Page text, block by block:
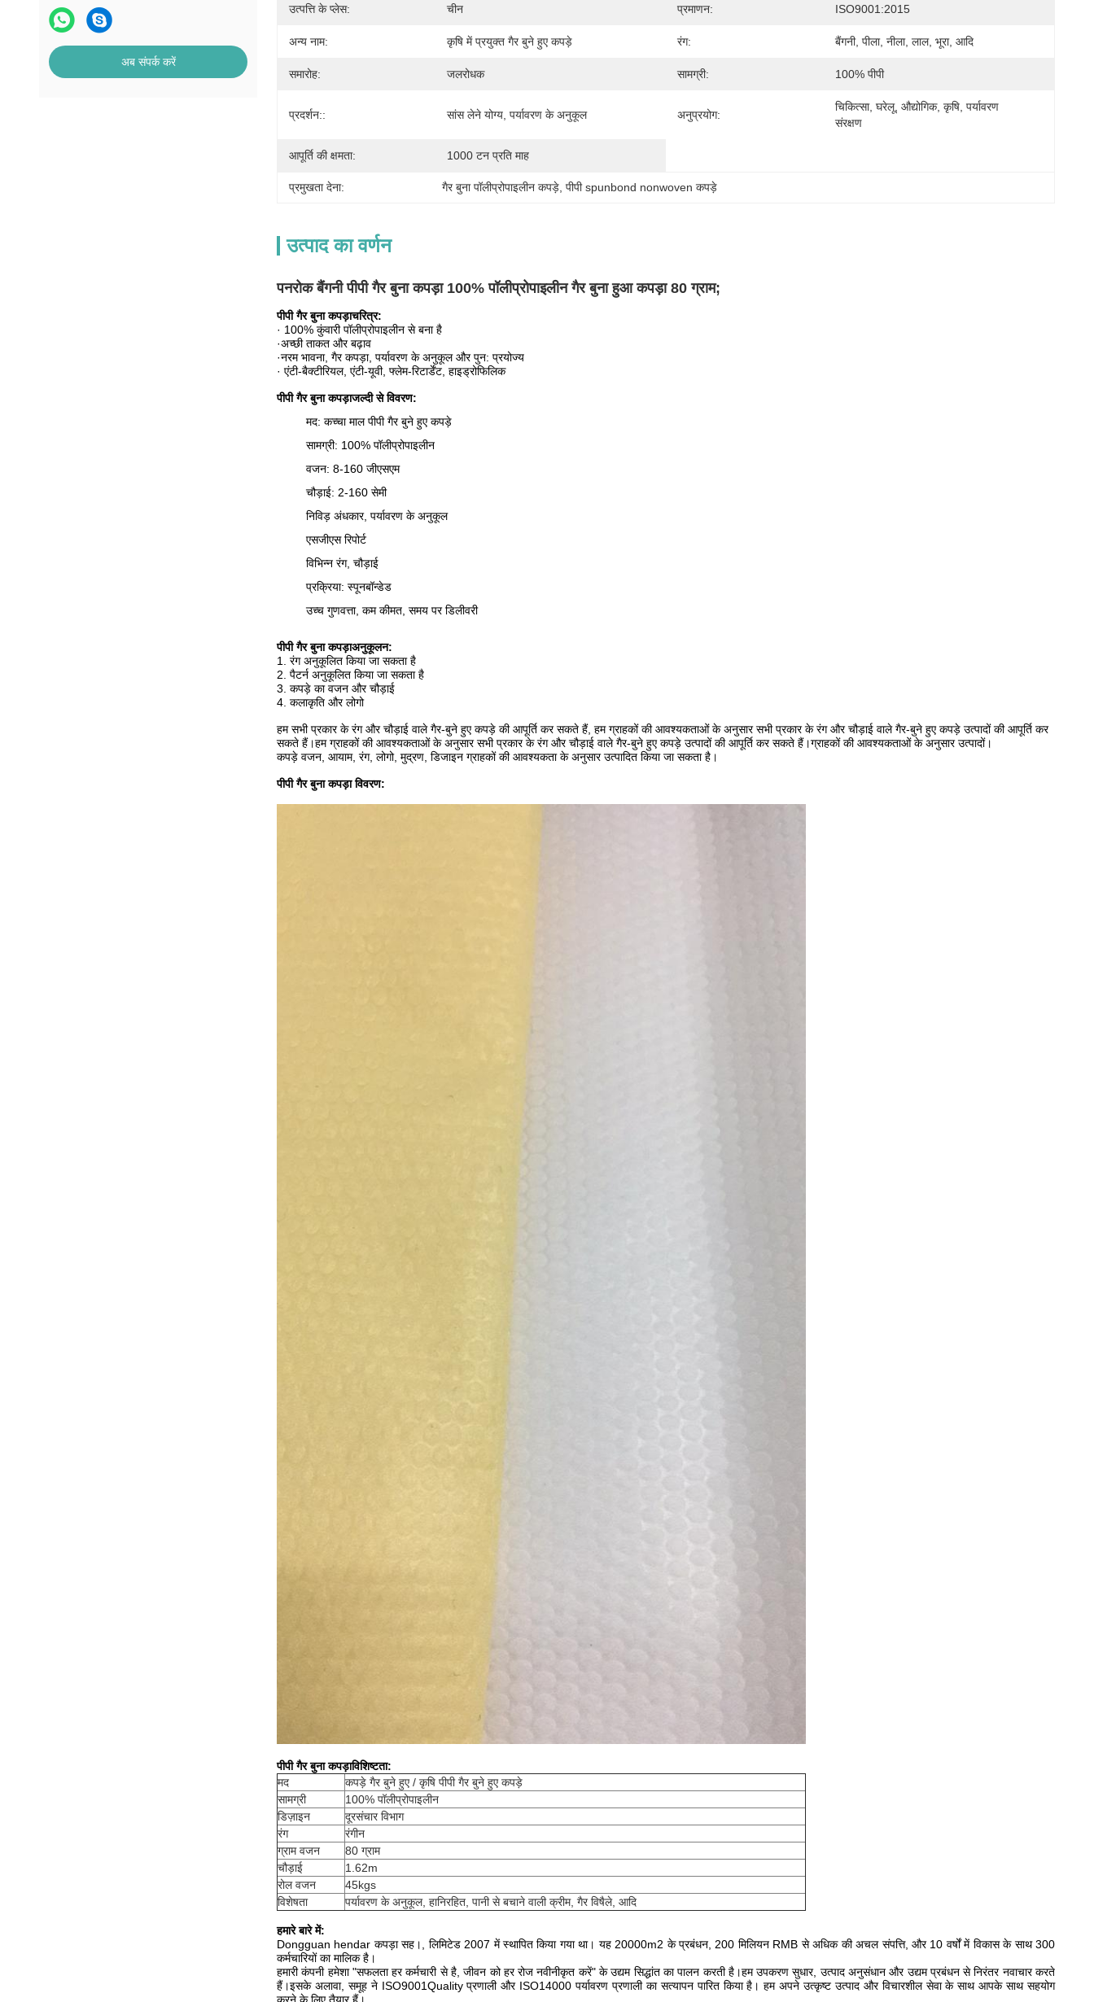
अब संपर्क करें
उत्पत्ति के प्लेस: चीन प्रमाणन: ISO9001:2015
अन्य नाम: कृषि में प्रयुक्त गैर बुने हुए कपड़े रंग: बैंगनी, पीला, नीला, लाल, भूरा, आदि
समारोह: जलरोधक सामग्री: 100% पीपी
प्रदर्शन:: सांस लेने योग्य, पर्यावरण के अनुकूल अनुप्रयोग:
चिकित्सा, घरेलू, औद्योगिक, कृषि, पर्यावरण
संरक्षण
आपूर्ति की क्षमता: 1000 टन प्रति माह
प्रमुखता देना: गैर बुना पॉलीप्रोपाइलीन कपड़े , पीपी spunbond nonwoven कपड़े
उत्पाद का वर्णन
पनरोक बैंगनी पीपी गैर बुना कपड़ा 100% पॉलीप्रोपाइलीन गैर बुना हुआ कपड़ा 80 ग्राम;
पीपी गैर बुना कपड़ाचरित्र:
· 100% कुंवारी पॉलीप्रोपाइलीन से बना है
·अच्छी ताकत और बढ़ाव
·नरम भावना, गैर कपड़ा, पर्यावरण के अनुकूल और पुन: प्रयोज्य
· एंटी-बैक्टीरियल, एंटी-यूवी, फ्लेम-रिटार्डेंट, हाइड्रोफिलिक
पीपी गैर बुना कपड़ाजल्दी से विवरण:
मद: कच्चा माल पीपी गैर बुने हुए कपड़े
सामग्री: 100% पॉलीप्रोपाइलीन
वजन: 8-160 जीएसएम
चौड़ाई: 2-160 सेमी
निविड़ अंधकार, पर्यावरण के अनुकूल
एसजीएस रिपोर्ट
विभिन्न रंग, चौड़ाई
प्रक्रिया: स्पूनबॉन्डेड
उच्च गुणवत्ता, कम कीमत, समय पर डिलीवरी
पीपी गैर बुना कपड़ाअनुकूलन:
1. रंग अनुकूलित किया जा सकता है
2. पैटर्न अनुकूलित किया जा सकता है
3. कपड़े का वजन और चौड़ाई
4. कलाकृति और लोगो
हम सभी प्रकार के रंग और चौड़ाई वाले गैर-बुने हुए कपड़े की आपूर्ति कर सकते हैं, हम ग्राहकों की आवश्यकताओं के अनुसार सभी प्रकार के रंग और चौड़ाई वाले गैर-बुने हुए कपड़े उत्पादों की आपूर्ति कर
सकते हैं।हम ग्राहकों की आवश्यकताओं के अनुसार सभी प्रकार के रंग और चौड़ाई वाले गैर-बुने हुए कपड़े उत्पादों की आपूर्ति कर सकते हैं।ग्राहकों की आवश्यकताओं के अनुसार उत्पादों।
कपड़े वजन, आयाम, रंग, लोगो, मुद्रण, डिजाइन ग्राहकों की आवश्यकता के अनुसार उत्पादित किया जा सकता है।
पीपी गैर बुना कपड़ा विवरण:
पीपी गैर बुना कपड़ाविशिष्टता:
मद
कपड़े गैर बुने हुए / कृषि पीपी गैर बुने हुए कपड़े
सामग्री
100% पॉलीप्रोपाइलीन
डिज़ाइन
दूरसंचार विभाग
रंग
रंगीन
ग्राम वजन
80 ग्राम
चौड़ाई
1.62m
रोल वजन
45kgs
विशेषता
पर्यावरण के अनुकूल, हानिरहित, पानी से बचाने वाली क्रीम, गैर विषैले, आदि
हमारे बारे में:
Dongguan hendar कपड़ा सह।, लिमिटेड 2007 में स्थापित किया गया था। यह 20000m2 के प्रबंधन, 200 मिलियन RMB से अधिक की अचल संपत्ति, और 10 वर्षों में विकास के साथ 300
कर्मचारियों का मालिक है।
हमारी कंपनी हमेशा "सफलता हर कर्मचारी से है, जीवन को हर रोज नवीनीकृत करें" के उद्यम सिद्धांत का पालन करती है।हम उपकरण सुधार, उत्पाद अनुसंधान और उद्यम प्रबंधन से निरंतर नवाचार करते
हैं।इसके अलावा, समूह ने ISO9001Quality प्रणाली और ISO14000 पर्यावरण प्रणाली का सत्यापन पारित किया है। हम अपने उत्कृष्ट उत्पाद और विचारशील सेवा के साथ आपके साथ सहयोग
करने के लिए तैयार हैं।